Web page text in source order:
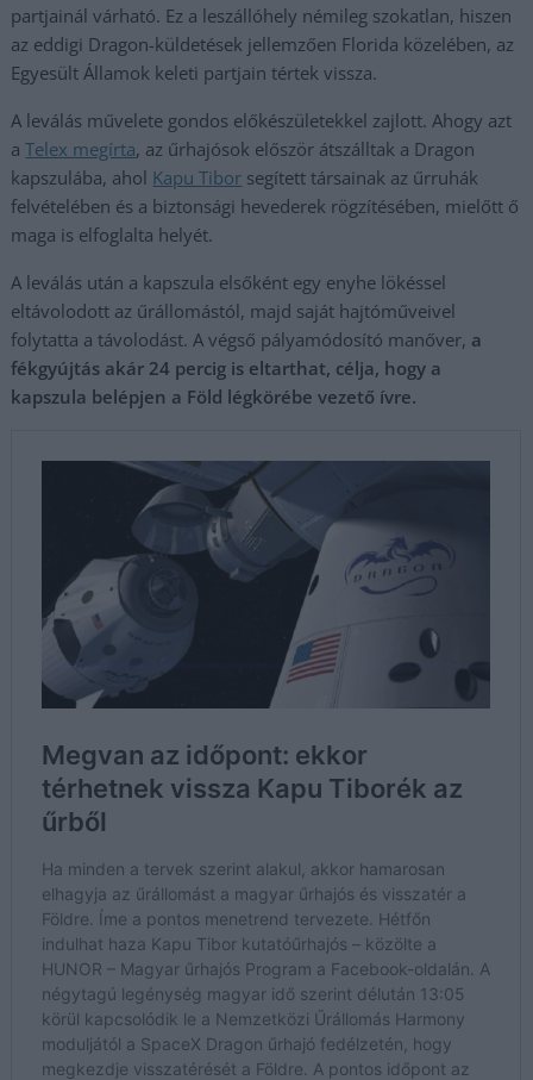
partjainál várható. Ez a leszállóhely némileg szokatlan, hiszen
az eddigi Dragon-küldetések jellemzően Florida közelében, az
Egyesült Államok keleti partjain tértek vissza.
A leválás művelete gondos előkészületekkel zajlott. Ahogy azt
aTelex megírta, az űrhajósok először átszálltak a Dragon
kapszulába, ahol Kapu Tibor segített társainak az űrruhák
felvételében és a biztonsági hevederek rögzítésében, mielőtt ő
maga is elfoglalta helyét.
A leválás után a kapszula elsőként egy enyhe lökéssel
eltávolodott az űrállomástól, majd saját hajtóműveivel
folytatta a távolodást. A végső pályamódosító manőver, a
fékgyújtás akár 24 percig is eltarthat, célja, hogy a
kapszula belépjen a Föld légkörébe vezető ívre.